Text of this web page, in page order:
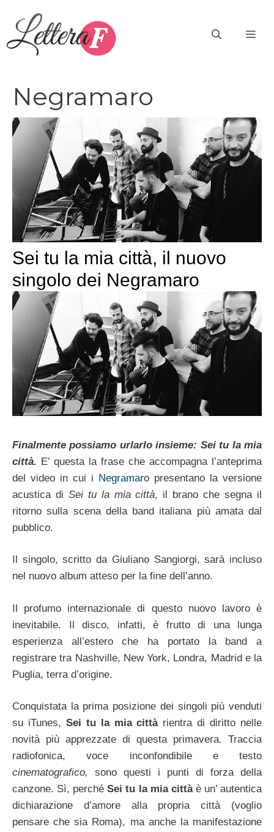
contenuto
Negramaro
Sei tu la mia città, il nuovo
singolo dei Negramaro
Finalmente possiamo urlarlo insieme: Sei tu la mia
città. E’ questa la frase che accompagna l’anteprima
del video in cui i Negramaro presentano la versione
acustica di Sei tu la mia città, il brano che segna il
ritorno sulla scena della band italiana più amata dal
pubblico.
Il singolo, scritto da Giuliano Sangiorgi, sarà incluso
nel nuovo album atteso per la fine dell’anno.
Il profumo internazionale di questo nuovo lavoro è
inevitabile. Il disco, infatti, è frutto di una lunga
esperienza all’estero che ha portato la band a
registrare tra Nashville, New York, Londra, Madrid e la
Puglia, terra d’origine.
Conquistata la prima posizione dei singoli più venduti
su iTunes, Sei tu la mia città rientra di diritto nelle
novità più apprezzate di questa primavera. Traccia
radiofonica, voce inconfondibile e testo
cinematografico,
sono questi i punti di forza della
canzone. Sì, perchéSei tu la mia città è un’ autentica
dichiarazione d’amore alla propria città (voglio
pensare che sia Roma), ma anche la manifestazione